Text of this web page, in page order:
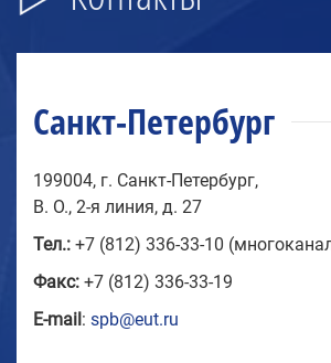
Санкт-Петербург
199004, г. Санкт-Петербург,
В. О., 2-я линия, д. 27
Тел.: +7 (812) 336-33-10
Факс: +7 (812) 336-33-19
E-mail : spb@eut.ru